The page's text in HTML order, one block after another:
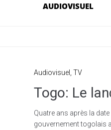
AUDIOVISUEL
Audiovisuel TV
Togo: Le
Quatre ans après la
gouvernement togolais